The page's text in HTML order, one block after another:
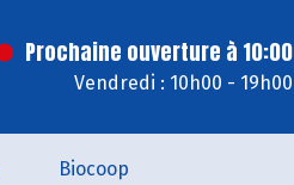
Prochaine ouverture à 10:00
Vendredi : 10h00 - 19h00
Biocoop